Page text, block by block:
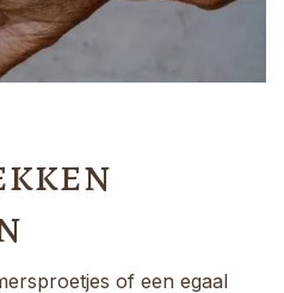
of een egaal